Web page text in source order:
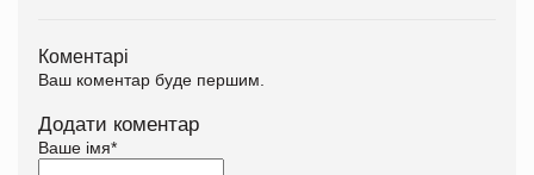
Коментарі
Ваш коментар буде першим.
Додати коментар
Ваше імя*